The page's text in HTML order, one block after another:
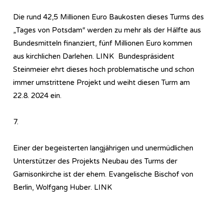
Die rund 42,5 Millionen Euro Baukosten dieses Turms des
„Tages von Potsdam“ werden zu mehr als der Hälfte aus
Bundesmitteln finanziert, fünf Millionen Euro kommen
aus kirchlichen Darlehen. LINK Bundespräsident
Steinmeier ehrt dieses hoch problematische und schon
immer umstrittene Projekt und weiht diesen Turm am
22.8. 2024 ein.
7.
Einer der begeisterten langjährigen und unermüdlichen
Unterstützer des Projekts Neubau des Turms der
Garnisonkirche ist der ehem. Evangelische Bischof von
Berlin, Wolfgang Huber. LINK